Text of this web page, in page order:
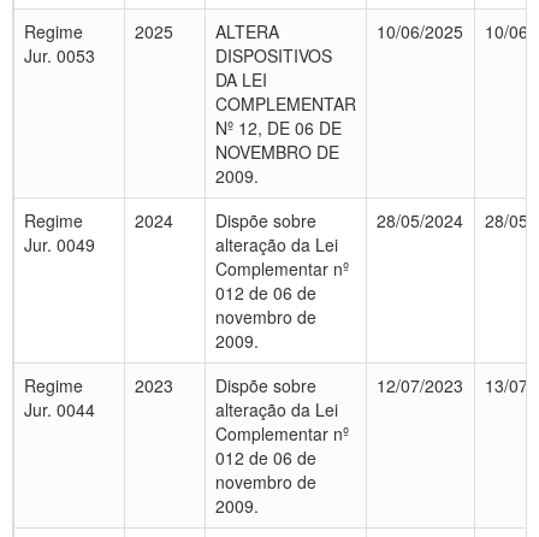
Regime
Jur. 0053
2025
ALTERA
DISPOSITIVOS
DA LEI
COMPLEMENTAR
Nº 12, DE 06 DE
NOVEMBRO DE
2009.
10/06/2025 10/06/
Regime
Jur. 0049
2024
Dispõe sobre
alteração da Lei
Complementar nº
012 de 06 de
novembro de
2009.
28/05/2024 28/05/
Regime
Jur. 0044
2023
Dispõe sobre
alteração da Lei
Complementar nº
012 de 06 de
novembro de
2009.
12/07/2023 13/07/